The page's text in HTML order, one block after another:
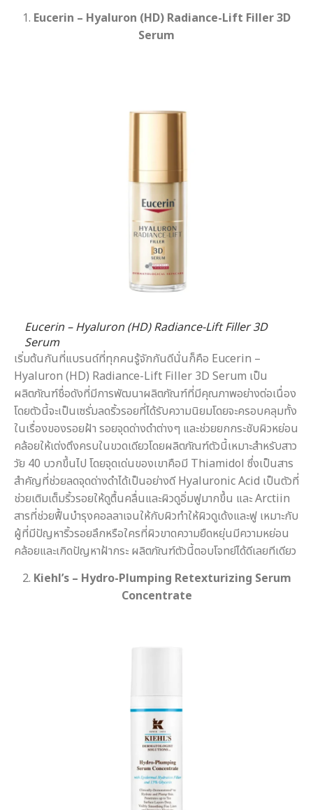
1. Eucerin – Hyaluron (HD) Radiance-Lift Filler 3D
Serum
Eucerin – Hyaluron (HD) Radiance-Lift Filler 3D
Serum
เริ่มต้นกันที่แบรนด์ที่ทุกคนรู้จักกันดีนั่นก็คือ Eucerin –
Hyaluron (HD) Radiance-Lift Filler 3D Serum เป็น
ผลิตภัณฑ์ชื่อดังที่มีการพัฒนาผลิตภัณฑ์ที่มีคุณภาพอย่างต่อเนื่อง
โดยตัวนี้จะเป็นเซรั่มลดริ้วรอยที่ได้รับความนิยมโดยจะครอบคลุมทั้ง
ในเรื่องของรอยฝ้า รอยจุดด่างดำต่างๆ และช่วยยกกระชับผิวหย่อน
คล้อยให้เต่งตึงครบในขวดเดียวโดยผลิตภัณฑ์ตัวนี้เหมาะสำหรับสาว
วัย 40 บวกขึ้นไป โดยจุดเด่นของเขาคือมี Thiamidol ซึ่งเป็นสาร
สำคัญที่ช่วยลดจุดด่างดำได้เป็นอย่างดี Hyaluronic Acid เป็นตัวที่
ช่วยเติมเต็มริ้วรอยให้ดูตื้นคลื่นและผิวดูอิ่มฟูมากขึ้น และ Arctiin
สารที่ช่วยฟื้นบำรุงคอลลาเจนให้กับผิวทำให้ผิวดูเด้งและฟู เหมาะกับ
ผู้ที่มีปัญหาริ้วรอยลึกหรือใครที่ผิวขาดความยืดหยุ่นมีความหย่อน
คล้อยและเกิดปัญหาฝ้ากระ ผลิตภัณฑ์ตัวนี้ตอบโจทย์ได้ดีเลยทีเดียว
2. Kiehl’s – Hydro-Plumping Retexturizing Serum
Concentrate